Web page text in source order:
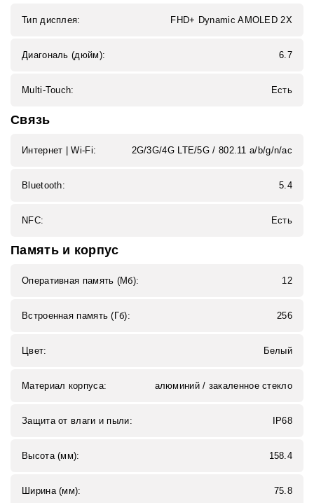
Тип дисплея: FHD+ Dynamic AMOLED 2X
Диагональ (дюйм): 6.7
Multi-Touch: Есть
Связь
Интернет | Wi‑Fi: 2G/3G/4G LTE/5G / 802.11 a/b/g/n/ac
Bluetooth: 5.4
NFC: Есть
Память и корпус
Оперативная память (Мб): 12
Встроенная память (Гб): 256
Цвет: Белый
Материал корпуса: алюминий / закаленное стекло
Защита от влаги и пыли: IP68
Высота (мм): 158.4
Ширина (мм): 75.8